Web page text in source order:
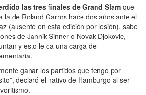
las tres finales de Grand Slam que
la de Roland Garros hace dos años ante el
(ausente en esta edición por lesión), sabe
de Jannik Sinner o Novak Djokovic,
y esto le da una carga de
ganar los partidos que tengo por
declaró el nativo de Hamburgo al ser